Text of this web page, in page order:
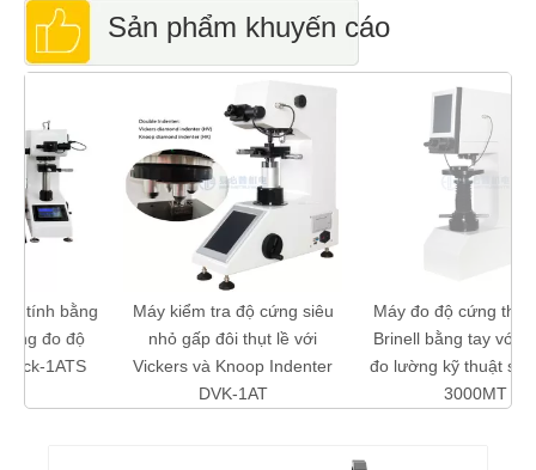
Sản phẩm khuyến cáo
Máy kiểm tra độ cứng siêu
nhỏ gấp đôi thụt lề với
Vickers và Knoop Indenter
Máy đo độ cứng tháp pháo
Brinell bằng tay với thị kính
đo lường kỹ thuật số 20X B-